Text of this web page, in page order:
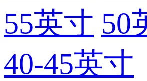
55英寸 50
40-45英寸